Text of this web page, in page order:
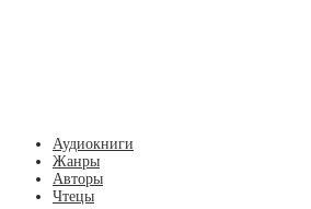
Аудиокниги
Жанры
Авторы
Чтецы